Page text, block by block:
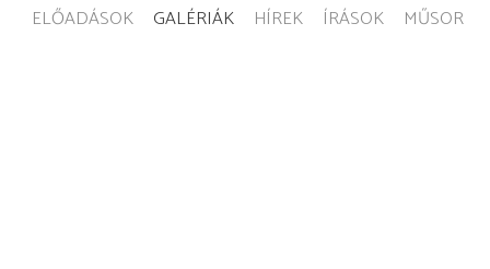
ELŐADÁSOK GALÉRIÁK HÍREK ÍRÁSOK MŰSOR